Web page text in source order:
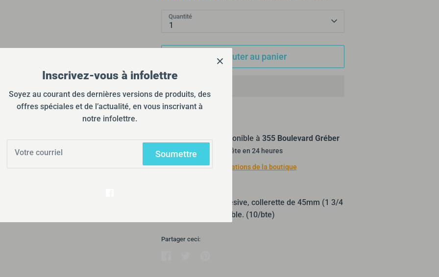
Quantité
1
Ajouter au panier
Ramassage disponible à 355 Boulevard Gréber
Habituellement prête en 24 heures
Afficher les informations de la boutique
Prédécoupé, Durahesive, collerette de 45mm (1 3/4
po), avec collet flexible. (10/bte)
Partager ceci:
Inscrivez-vous à infolettre
Soyez au courant des dernières versions de produits, des
offres spéciales et de l’actualité, en vous inscrivant à
notre infolettre.
Soumettre